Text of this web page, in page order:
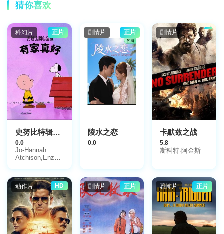
猜你喜欢
科幻片 正片
史努比特辑：有家真好
0.0
Jo-Hannah
Atchison,Enzo
剧情片 正片
陵水之恋
0.0
剧情片
卡默兹之战
5.8
斯科特·阿金斯
动作片 HD 剧情片 正片 恐怖片 正片